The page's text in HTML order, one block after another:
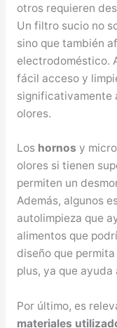
otros requieren
Un filtro sucio no
sino que también
electrodoméstico.
fácil acceso y
significativamente
olores.
Los hornos y
olores si tienen
permiten un
Además, algunos
autolimpieza que
alimentos que
diseño que
plus, ya que
Por último, es
materiales